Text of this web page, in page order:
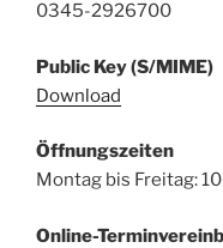
0345-2926700
Public Key (S/MIME)
Download
Öffnungszeiten
Montag bis Freitag:
Online-